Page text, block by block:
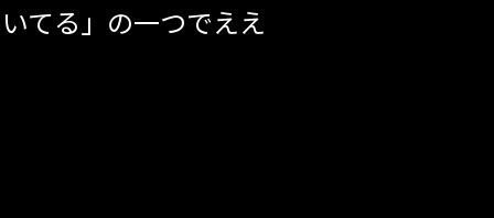
てる」の一つでええ